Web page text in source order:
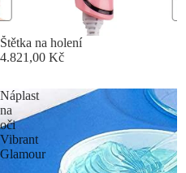
Štětka na holení
4.821,00 Kč
Náplast
na
oči
Vibrant
Glamour